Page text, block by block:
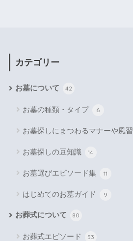
カテゴリー
お墓について 42
お墓の種類・タイプ 6
お墓探しにまつわるマナーや風習
お墓探しの豆知識 14
お墓選びエピソード集 11
はじめてのお墓ガイド 9
お葬式について 80
お葬式エピソード 53